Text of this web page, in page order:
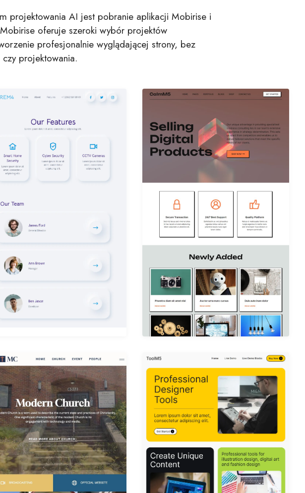
projektowania AI jest pobranie aplikacji Mobirise i
oferuje szeroki wybór projektów
profesjonalnie wyglądającej strony, bez
projektowania.